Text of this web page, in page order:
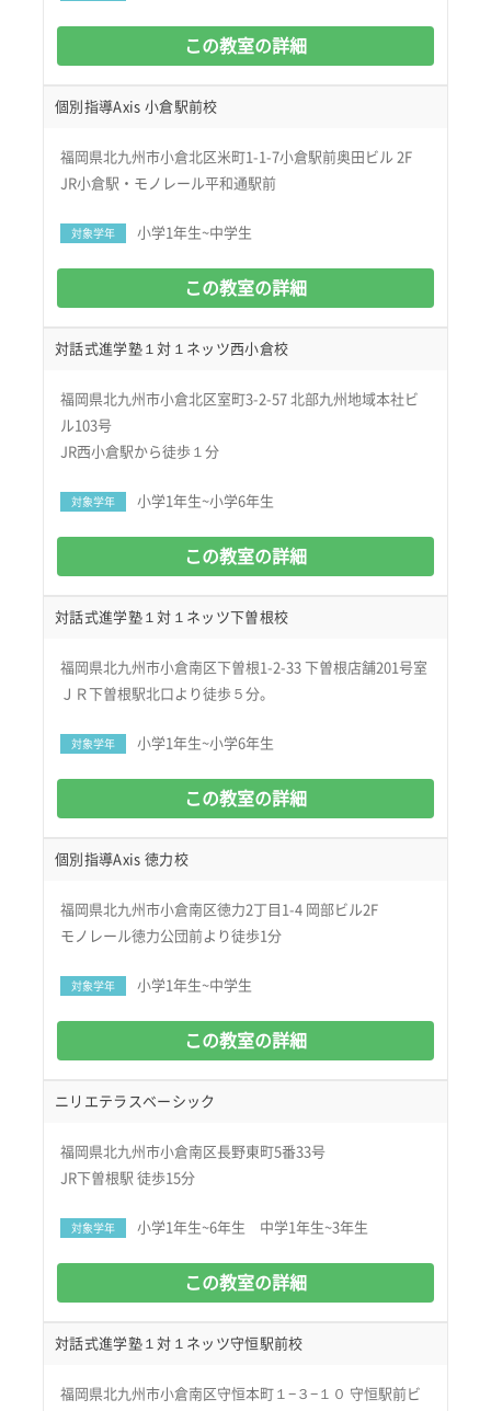
この教室の詳細
個別指導Axis 小倉駅前校
福岡県北九州市小倉北区米町1-1-7小倉駅前奥田ビル 2F
JR小倉駅・モノレール平和通駅前
対象学年 小学1年生~中学生
この教室の詳細
対話式進学塾１対１ネッツ西小倉校
福岡県北九州市小倉北区室町3-2-57 北部九州地域本社ビ
ル103号
JR西小倉駅から徒歩１分
対象学年 小学1年生~小学6年生
この教室の詳細
対話式進学塾１対１ネッツ下曽根校
福岡県北九州市小倉南区下曽根1-2-33 下曽根店舗201号室
ＪＲ下曽根駅北口より徒歩５分。
対象学年 小学1年生~小学6年生
この教室の詳細
個別指導Axis 徳力校
福岡県北九州市小倉南区徳力2丁目1-4 岡部ビル2F
モノレール徳力公団前より徒歩1分
対象学年 小学1年生~中学生
この教室の詳細
ニリエテラスベーシック
福岡県北九州市小倉南区長野東町5番33号
JR下曽根駅 徒歩15分
対象学年 小学1年生~6年生 中学1年生~3年生
この教室の詳細
対話式進学塾１対１ネッツ守恒駅前校
福岡県北九州市小倉南区守恒本町１−３−１０ 守恒駅前ビ